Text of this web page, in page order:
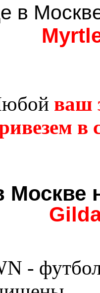
в
ваш
в
-